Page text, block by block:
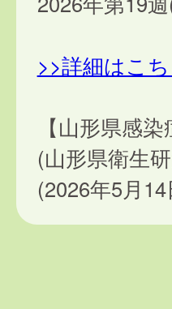
>>詳細はこ
【山形県感
(山形県衛生
(2026年5月